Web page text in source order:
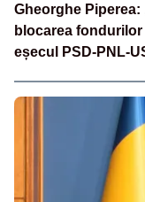
Gheorghe
blocarea
eșecul PSD-PNL-